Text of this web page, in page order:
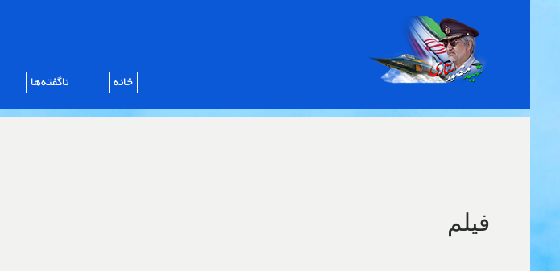
navigation
خانه ناگفته‌ها
فیلم